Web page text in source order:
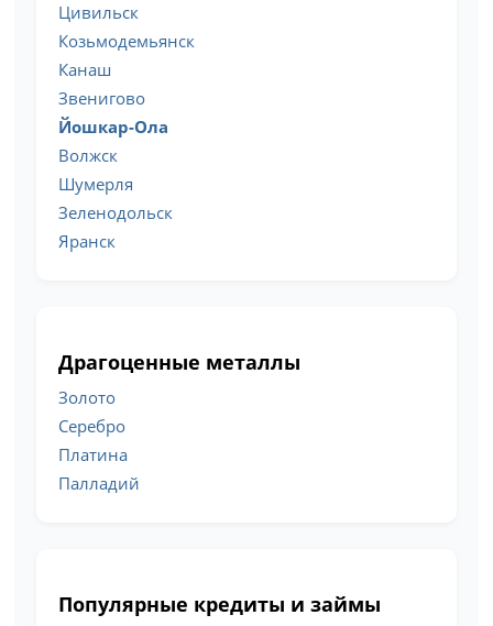
Цивильск
Козьмодемьянск
Канаш
Звенигово
Йошкар-Ола
Волжск
Шумерля
Зеленодольск
Яранск
Драгоценные металлы
Золото
Серебро
Платина
Палладий
Популярные кредиты и займы